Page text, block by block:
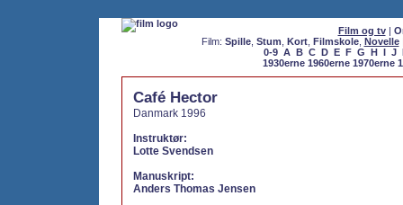
Film og tv|
Film: Spille, Stum Kort, Filmskole, Novelle
0-9 A B C D E F G H I J
1930erne 1960erne 1970erne
Café Hector
Danmark 1996
Instruktør:
Lotte Svendsen
Manuskript:
Anders Thomas Jensen